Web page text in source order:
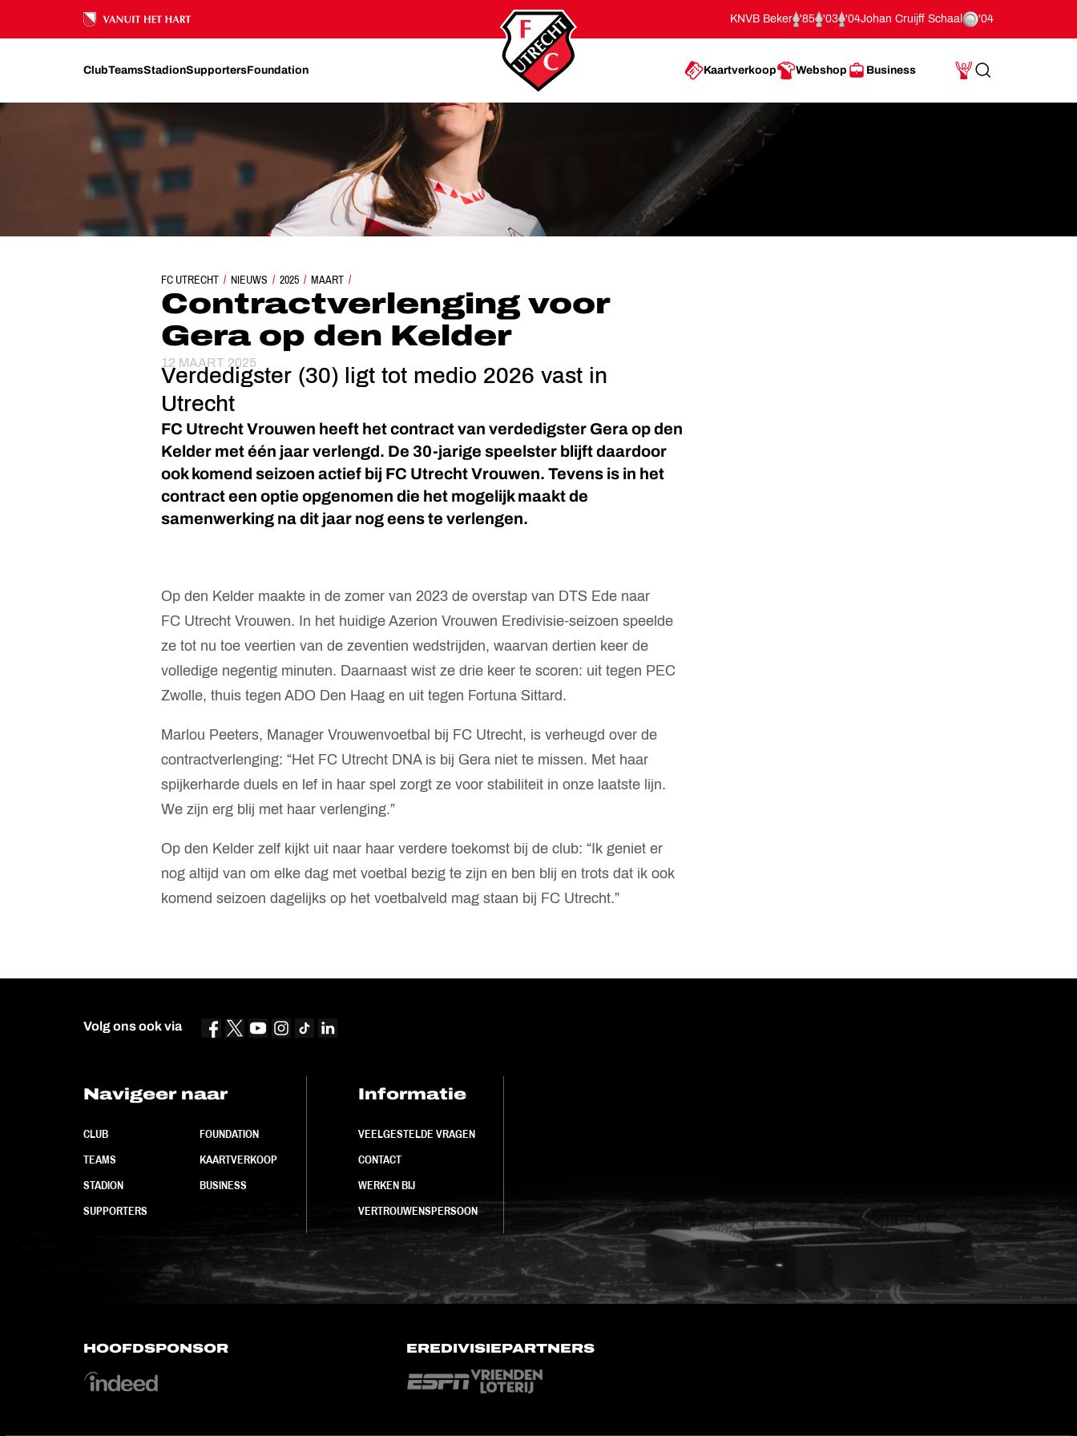
Ons nalatenschap
KNVB Beker '85 '03 '04Johan Cruijff Schaal '04
ClubTeamsStadionSupportersFoundation Kaartverkoop Webshop Business
Mijn Account
Search
FC UTRECHT NIEUWS 2025 MAART
CONTRACTVERLENGING VOOR GERA OP DEN KELDER
Contractverlenging voor
Gera op den Kelder
12 MAART 2025
Verdedigster (30) ligt tot medio 2026 vast in
Utrecht
FC Utrecht Vrouwen heeft het contract van verdedigster Gera op den
Kelder met één jaar verlengd. De 30-jarige speelster blijft daardoor
ook komend seizoen actief bij FC Utrecht Vrouwen. Tevens is in het
contract een optie opgenomen die het mogelijk maakt de
samenwerking na dit jaar nog eens te verlengen.
Op den Kelder maakte in de zomer van 2023 de overstap van DTS Ede naar
FC Utrecht Vrouwen. In het huidige Azerion Vrouwen Eredivisie-seizoen speelde
ze tot nu toe veertien van de zeventien wedstrijden, waarvan dertien keer de
volledige negentig minuten. Daarnaast wist ze drie keer te scoren: uit tegen PEC
Zwolle, thuis tegen ADO Den Haag en uit tegen Fortuna Sittard.
Marlou Peeters, Manager Vrouwenvoetbal bij FC Utrecht, is verheugd over de
contractverlenging: “Het FC Utrecht DNA is bij Gera niet te missen. Met haar
spijkerharde duels en lef in haar spel zorgt ze voor stabiliteit in onze laatste lijn.
We zijn erg blij met haar verlenging.”
Op den Kelder zelf kijkt uit naar haar verdere toekomst bij de club: “Ik geniet er
nog altijd van om elke dag met voetbal bezig te zijn en ben blij en trots dat ik ook
komend seizoen dagelijks op het voetbalveld mag staan bij FC Utrecht.”
Volg ons ook via
Navigeer naar
CLUB
TEAMS
STADION
SUPPORTERS
FOUNDATION
KAARTVERKOOP
BUSINESS
Informatie
VEELGESTELDE VRAGEN
CONTACT
WERKEN BIJ
VERTROUWENSPERSOON
HOOFDSPONSOR EREDIVISIEPARTNERS